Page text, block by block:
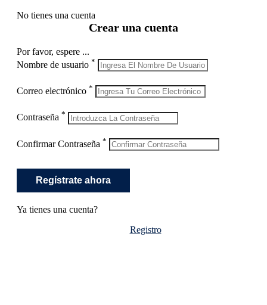
No tienes una cuenta
Crear una cuenta
Por favor, espere ...
Nombre de usuario *
Correo electrónico *
Contraseña *
Confirmar Contraseña *
Regístrate ahora
Ya tienes una cuenta?
Registro